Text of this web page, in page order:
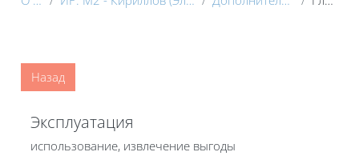
Назад
Эксплуатация
использование, извлечение выгоды